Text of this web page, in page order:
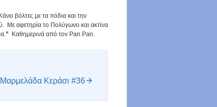
βόλτες με τα πόδια και την
Με αφετηρία το Πολύγωνο και ακτίνα
” Καθημερινά από τον Pan Pan.
Μαρμελάδα Κεράσι #36